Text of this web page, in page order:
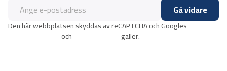
Gå vidare
Den här webbplatsen skyddas av reCAPTCHA och Googles
och gäller.